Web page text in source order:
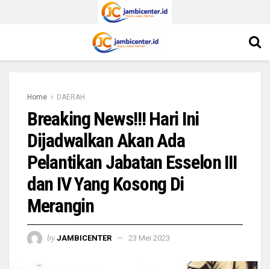
Home DAERAH
Breaking News!!! Hari Ini
Dijadwalkan Akan Ada
Pelantikan Jabatan Esselon III
dan IV Yang Kosong Di
Merangin
by JAMBICENTER 23 Mei 2023